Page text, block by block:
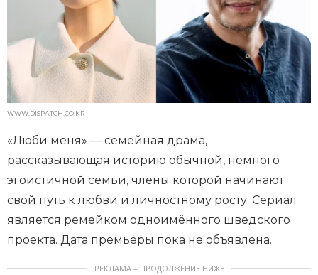
WWW.DISPATCH.CO.KR
«Люби меня» — семейная драма,
рассказывающая историю обычной, немного
эгоистичной семьи, члены которой начинают
свой путь к любви и личностному росту. Сериал
является ремейком одноимённого шведского
проекта. Дата премьеры пока не объявлена.
РЕКЛАМА – ПРОДОЛЖЕНИЕ НИЖЕ